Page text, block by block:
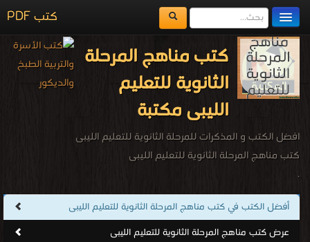
كتب PDF
مكتبة الكتب
المكتبات
يُقرأ حالياً
اضف كتاب
كتب مناهج المرحلة
الثانوية للتعليم
الليبى مكتبة
افضل الكتب و المذكرات للمرحلة الثانوية للتعليم الليبى
كتب مناهج المرحلة الثانوية للتعليم الليبى
.
أفضل الكتب في كتب مناهج المرحلة الثانوية للتعليم الليبى
عرض كتب مناهج المرحلة الثانوية للتعليم الليبى